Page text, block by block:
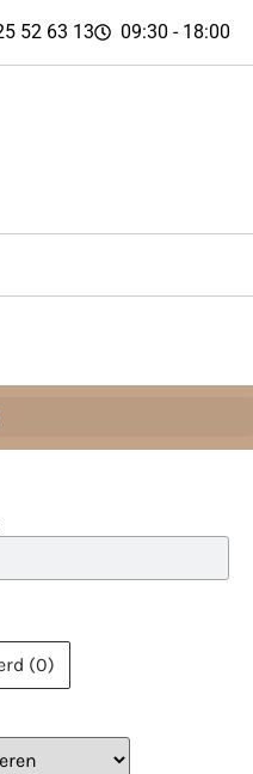
52 63 13 09:30 - 18:00
(0)